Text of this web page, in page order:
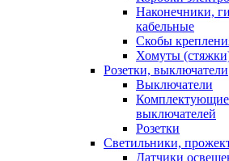
Наконечники,
кабельные
Скобы
Хомуты
Розетки, выключатели
Выключатели
Комплектующие
выключателей
Розетки
Светильники,
Датчики